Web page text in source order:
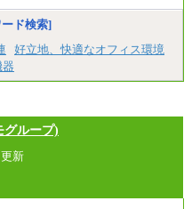
ド検索]
好立地、快適なオフィス環境
グループ)
更新